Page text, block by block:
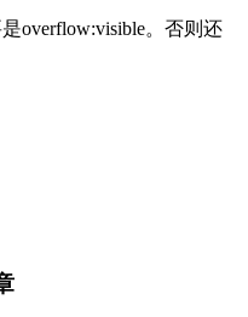
overflow:visible。否则还